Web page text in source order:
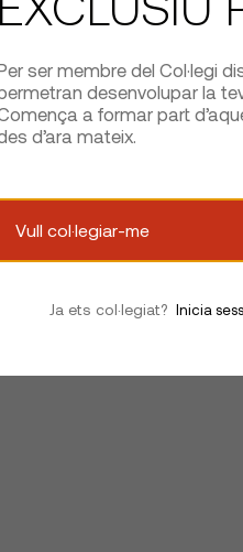
ser membre del Col·legi
desenvolupar la
a formar part
d’ara mateix.
Vull col·legiar-me
Ja ets col·legiat? Inicia